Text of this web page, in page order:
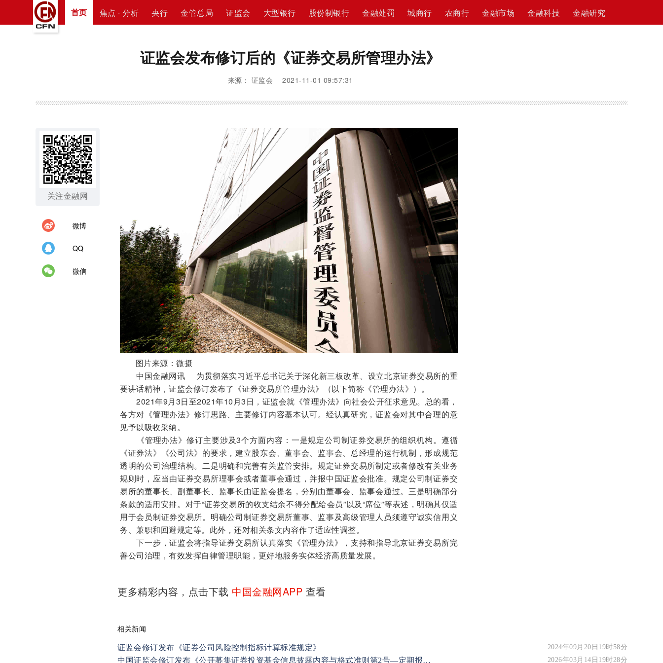
首页 焦点 · 分析 央行 金管总局 证监会 大型银行 股份制银行 金融处罚 城商行 农商行 金融市场 金融科技 金融研究
证监会发布修订后的《证券交易所管理办法》
来源： 证监会 2021-11-01 09:57:31
关注金融网
微博
QQ
微信
图片来源：微摄
中国金融网讯 为贯彻落实习近平总书记关于深化新三板改革、设立北京证券交易所的重
要讲话精神，证监会修订发布了《证券交易所管理办法》（以下简称《管理办法》）。
2021年9月3日至2021年10月3日，证监会就《管理办法》向社会公开征求意见。总的看，
各方对《管理办法》修订思路、主要修订内容基本认可。经认真研究，证监会对其中合理的意
见予以吸收采纳。
《管理办法》修订主要涉及3个方面内容：一是规定公司制证券交易所的组织机构。遵循
《证券法》《公司法》的要求，建立股东会、董事会、监事会、总经理的运行机制，形成规范
透明的公司治理结构。二是明确和完善有关监管安排。规定证券交易所制定或者修改有关业务
规则时，应当由证券交易所理事会或者董事会通过，并报中国证监会批准。规定公司制证券交
易所的董事长、副董事长、监事长由证监会提名，分别由董事会、监事会通过。三是明确部分
条款的适用安排。对于“证券交易所的收支结余不得分配给会员”以及“席位”等表述，明确其仅适
用于会员制证券交易所。明确公司制证券交易所董事、监事及高级管理人员须遵守诚实信用义
务、兼职和回避规定等。此外，还对相关条文内容作了适应性调整。
下一步，证监会将指导证券交易所认真落实《管理办法》，支持和指导北京证券交易所完
善公司治理，有效发挥自律管理职能，更好地服务实体经济高质量发展。
更多精彩内容，点击下载 中国金融网APP 查看
相关新闻
证监会修订发布《证券公司风险控制指标计算标准规定》 2024年09月20日19时58分
中国证监会修订发布《公开募集证券投资基金信息披露内容与格式准则第2号—定期报告的内容与格式》 2026年03月14日19时28分